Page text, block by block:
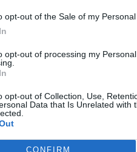
opt-out of the Sale of my Personal
opt-out of processing my
opt-out of Collection, Use,
Data that Is Unrelated with
CONFIRM
PSD-ist fidel, gen
coatele și cu pumnii.
de luni.